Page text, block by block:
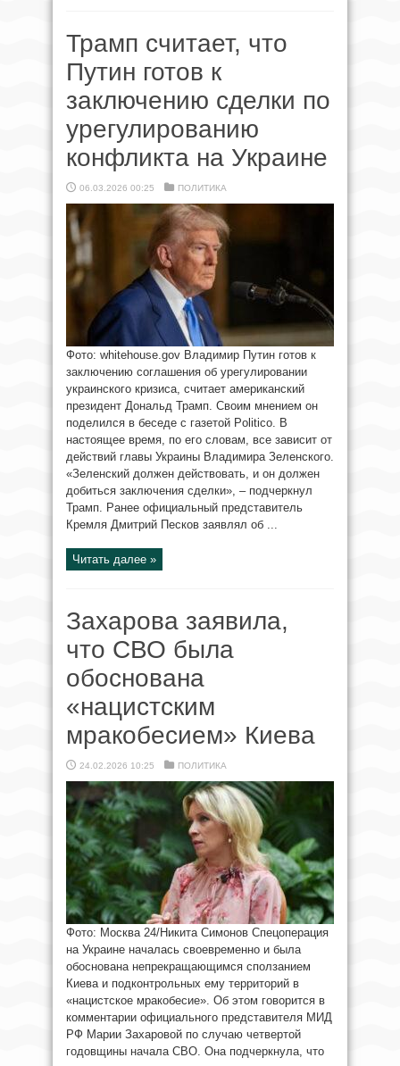
Трамп считает, что
Путин готов к
заключению сделки по
урегулированию
конфликта на Украине
06.03.2026 00:25 ПОЛИТИКА
Фото: whitehouse.gov Владимир Путин готов к
заключению соглашения об урегулировании
украинского кризиса, считает американский
президент Дональд Трамп. Своим мнением он
поделился в беседе с газетой Politico. В
настоящее время, по его словам, все зависит от
действий главы Украины Владимира Зеленского.
«Зеленский должен действовать, и он должен
добиться заключения сделки», – подчеркнул
Трамп. Ранее официальный представитель
Кремля Дмитрий Песков заявлял об ...
Читать далее »
Захарова заявила,
что СВО была
обоснована
«нацистским
мракобесием» Киева
24.02.2026 10:25 ПОЛИТИКА
Фото: Москва 24/Никита Симонов Спецоперация
на Украине началась своевременно и была
обоснована непрекращающимся сползанием
Киева и подконтрольных ему территорий в
«нацистское мракобесие». Об этом говорится в
комментарии официального представителя МИД
РФ Марии Захаровой по случаю четвертой
годовщины начала СВО. Она подчеркнула, что